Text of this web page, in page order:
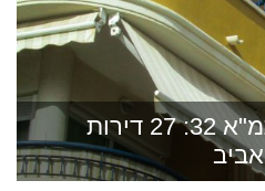
מאיר דוידי מגשים תמ"א 32: 27 דירות